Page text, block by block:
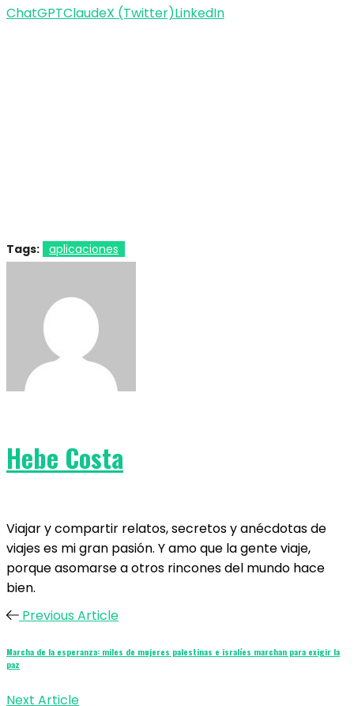
ChatGPTClaudeX (Twitter)LinkedIn
Tags: aplicaciones
Hebe Costa
Viajar y compartir relatos, secretos y anécdotas de
viajes es mi gran pasión. Y amo que la gente viaje,
porque asomarse a otros rincones del mundo hace
bien.
Previous Article
Marcha de la esperanza: miles de mujeres palestinas e isralíes marchan para exigir la
paz
Next Article